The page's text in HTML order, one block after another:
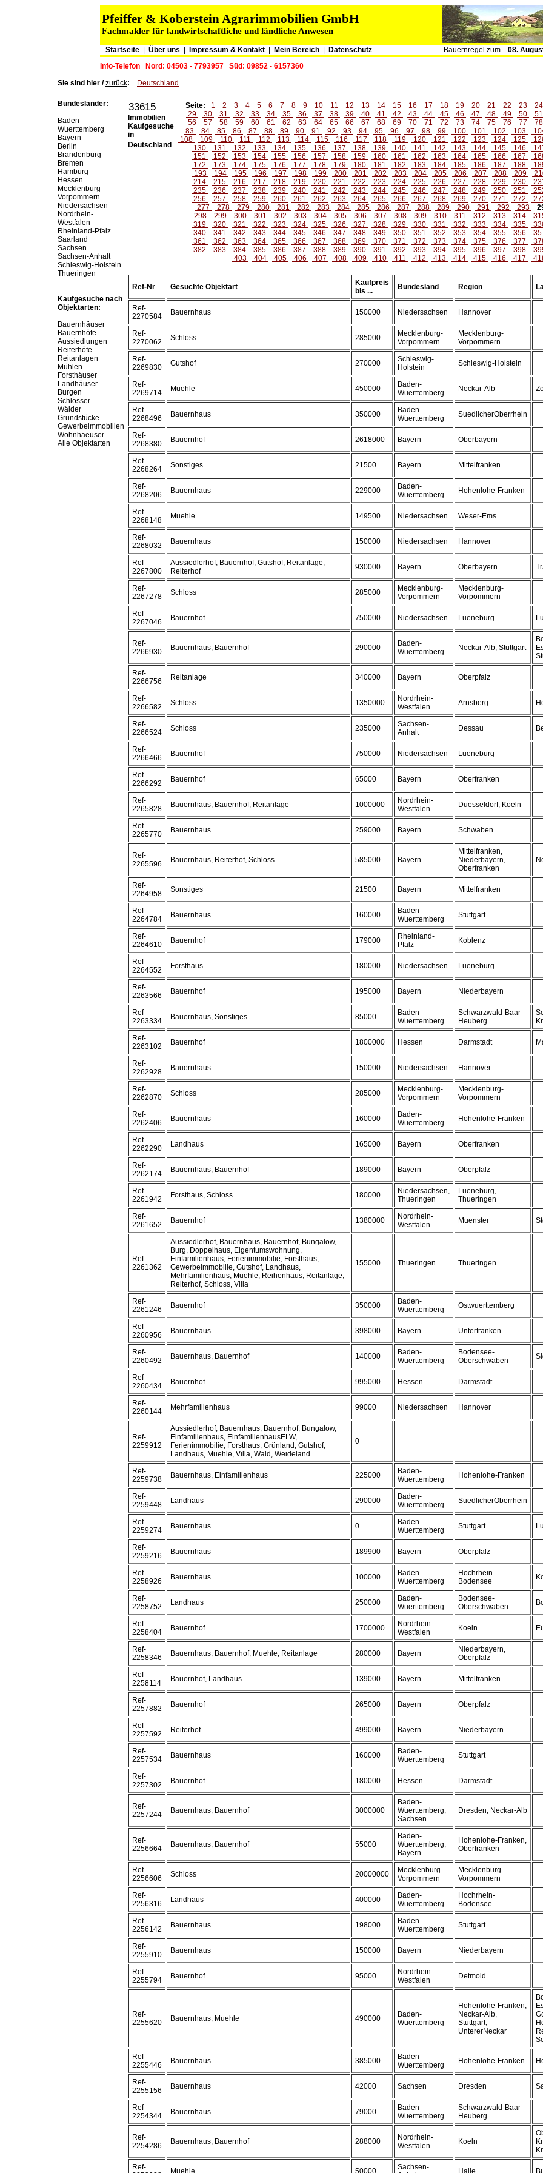
Pfeiffer & Koberstein Agrarimmobilien GmbH
Fachmakler für landwirtschaftliche und ländliche Anwesen
Startseite| Über uns Impressum & Kontakt| Mein Bereich Datenschutz Bauernregel zum
08.
Info-Telefon
Nord: 04503 - 7793957 Süd: 09852 - 6157360
Sie sind hier /zurück: Deutschland
Bundesländer:
Baden-
Wuerttemberg
Bayern
Berlin
Brandenburg
Bremen
Hamburg
Hessen
Mecklenburg-
Vorpommern
Niedersachsen
Nordrhein-
Westfalen
Rheinland-Pfalz
Saarland
Sachsen
Sachsen-Anhalt
Schleswig-Holstein
Thueringen
Kaufgesuche nach
Objektarten:
Bauernhäuser
Bauernhöfe
Aussiedlungen
Reiterhöfe
Reitanlagen
Mühlen
Forsthäuser
Landhäuser
Burgen
Schlösser
Wälder
Grundstücke
Gewerbeimmobilien
Wohnhaeuser
Alle Objektarten
33615
Immobilien
Kaufgesuche
in
Deutschland
Seite: 1 2 3 4 5 6 7 8 9 10 11 12 13 14 15 16 17 18 19 20 21 22 23 24
29
30 31 32 33 34 35 36 37 38 39 40 41 42 43 44 45 46 47 48 49 50 51
56
57 58 59 60 61 62 63 64 65 66 67 68 69 70 71 72 73 74 75 76 77 78
83
84 85 86 87 88 89 90 91 92 93 94 95 96 97 98 99 100 101 102 103
108
109 110 111 112 113 114 115 116 117 118 119 120 121 122 123 124 125
130
131 132 133 134 135 136 137 138 139 140 141 142 143 144 145 146
151
152 153 154 155 156 157 158 159 160 161 162 163 164 165 166 167
172
173 174 175 176 177 178 179 180 181 182 183 184 185 186 187 188
193
194 195 196 197 198 199 200 201 202 203 204 205 206 207 208 209
214
215 216 217 218 219 220 221 222 223 224 225 226 227 228 229 230
235
236 237 238 239 240 241 242 243 244 245 246 247 248 249 250 251
256
257 258 259 260 261 262 263 264 265 266 267 268 269 270 271 272
277
278 279 280 281 282 283 284 285 286 287 288 289 290 291 292 293
298
299 300 301 302 303 304 305 306 307 308 309 310 311 312 313 314
319
320 321 322 323 324 325 326 327 328 329 330 331 332 333 334 335
340
341 342 343 344 345 346 347 348 349 350 351 352 353 354 355 356
361
362 363 364 365 366 367 368 369 370 371 372 373 374 375 376 377
382
383 384 385 386 387 388 389 390 391 392 393 394 395 396 397 398
403
404 405 406 407 408 409 410 411 412 413 414 415 416 417
Ref-Nr Gesuchte Objektart
Kaufpreis
bis ...
Bundesland Region
Ref-
2270584
Bauernhaus 150000 Niedersachsen Hannover
Ref-
2270062
Schloss 285000
Mecklenburg-
Vorpommern
Mecklenburg-
Vorpommern
Ref-
2269830
Gutshof 270000
Schleswig-
Holstein
Schleswig-Holstein
Ref-
2269714
Muehle 450000
Baden-
Wuerttemberg
Neckar-Alb
Ref-
2268496
Bauernhaus 350000
Baden-
Wuerttemberg
SuedlicherOberrhein
Ref-
2268380
Bauernhof 2618000 Bayern Oberbayern
Ref-
2268264
Sonstiges 21500 Bayern Mittelfranken
Ref-
2268206
Bauernhaus 229000
Baden-
Wuerttemberg
Hohenlohe-Franken
Ref-
2268148
Muehle 149500 Niedersachsen Weser-Ems
Ref-
2268032
Bauernhaus 150000 Niedersachsen Hannover
Ref-
2267800
Aussiedlerhof, Bauernhof, Gutshof, Reitanlage,
Reiterhof
930000 Bayern Oberbayern
Ref-
2267278
Schloss 285000
Mecklenburg-
Vorpommern
Mecklenburg-
Vorpommern
Ref-
2267046
Bauernhof 750000 Niedersachsen Lueneburg
Ref-
2266930
Bauernhaus, Bauernhof 290000
Baden-
Wuerttemberg
Neckar-Alb, Stuttgart
Ref-
2266756
Reitanlage 340000 Bayern Oberpfalz
Ref-
2266582
Schloss 1350000
Nordrhein-
Westfalen
Arnsberg
Ref-
2266524
Schloss 235000
Sachsen-
Anhalt
Dessau
Ref-
2266466
Bauernhof 750000 Niedersachsen Lueneburg
Ref-
2266292
Bauernhof 65000 Bayern Oberfranken
Ref-
2265828
Bauernhaus, Bauernhof, Reitanlage 1000000
Nordrhein-
Westfalen
Duesseldorf, Koeln
Ref-
2265770
Bauernhaus 259000 Bayern Schwaben
Ref-
2265596
Bauernhaus, Reiterhof, Schloss 585000 Bayern
Mittelfranken,
Niederbayern,
Oberfranken
Ref-
2264958
Sonstiges 21500 Bayern Mittelfranken
Ref-
2264784
Bauernhaus 160000
Baden-
Wuerttemberg
Stuttgart
Ref-
2264610
Bauernhof 179000
Rheinland-
Pfalz
Koblenz
Ref-
2264552
Forsthaus 180000 Niedersachsen Lueneburg
Ref-
2263566
Bauernhof 195000 Bayern Niederbayern
Ref-
2263334
Bauernhaus, Sonstiges 85000
Baden-
Wuerttemberg
Schwarzwald-Baar-
Heuberg
Ref-
2263102
Bauernhof 1800000 Hessen Darmstadt
Ref-
2262928
Bauernhaus 150000 Niedersachsen Hannover
Ref-
2262870
Schloss 285000
Mecklenburg-
Vorpommern
Mecklenburg-
Vorpommern
Ref-
2262406
Bauernhaus 160000
Baden-
Wuerttemberg
Hohenlohe-Franken
Ref-
2262290
Landhaus 165000 Bayern Oberfranken
Ref-
2262174
Bauernhaus, Bauernhof 189000 Bayern Oberpfalz
Ref-
2261942
Forsthaus, Schloss 180000
Niedersachsen,
Thueringen
Lueneburg,
Thueringen
Ref-
2261652
Bauernhof 1380000
Nordrhein-
Westfalen
Muenster
Ref-
2261362
Aussiedlerhof, Bauernhaus, Bauernhof, Bungalow,
Burg, Doppelhaus, Eigentumswohnung,
Einfamilienhaus, Ferienimmobilie, Forsthaus,
Gewerbeimmobilie, Gutshof, Landhaus,
Mehrfamilienhaus, Muehle, Reihenhaus, Reitanlage,
Reiterhof, Schloss, Villa
155000 Thueringen Thueringen
Ref-
2261246
Bauernhof 350000
Baden-
Wuerttemberg
Ostwuerttemberg
Ref-
2260956
Bauernhaus 398000 Bayern Unterfranken
Ref-
2260492
Bauernhaus, Bauernhof 140000
Baden-
Wuerttemberg
Bodensee-
Oberschwaben
Ref-
2260434
Bauernhof 995000 Hessen Darmstadt
Ref-
2260144
Mehrfamilienhaus 99000 Niedersachsen Hannover
Ref-
2259912
Aussiedlerhof, Bauernhaus, Bauernhof, Bungalow,
Einfamilienhaus, EinfamilienhausELW,
Ferienimmobilie, Forsthaus, Grünland, Gutshof,
Landhaus, Muehle, Villa, Wald, Weideland
0
Ref-
2259738
Bauernhaus, Einfamilienhaus 225000
Baden-
Wuerttemberg
Hohenlohe-Franken
Ref-
2259448
Landhaus 290000
Baden-
Wuerttemberg
SuedlicherOberrhein
Ref-
2259274
Bauernhaus 0
Baden-
Wuerttemberg
Stuttgart
Ref-
2259216
Bauernhaus 189900 Bayern Oberpfalz
Ref-
2258926
Bauernhaus 100000
Baden-
Wuerttemberg
Hochrhein-
Bodensee
Ref-
2258752
Landhaus 250000
Baden-
Wuerttemberg
Bodensee-
Oberschwaben
Ref-
2258404
Bauernhof 1700000
Nordrhein-
Westfalen
Koeln
Ref-
2258346
Bauernhaus, Bauernhof, Muehle, Reitanlage 280000 Bayern
Niederbayern,
Oberpfalz
Ref-
2258114
Bauernhof, Landhaus 139000 Bayern Mittelfranken
Ref-
2257882
Bauernhof 265000 Bayern Oberpfalz
Ref-
2257592
Reiterhof 499000 Bayern Niederbayern
Ref-
2257534
Bauernhaus 160000
Baden-
Wuerttemberg
Stuttgart
Ref-
2257302
Bauernhof 180000 Hessen Darmstadt
Ref-
2257244
Bauernhaus, Bauernhof 3000000
Baden-
Wuerttemberg,
Sachsen
Dresden, Neckar-Alb
Ref-
2256664
Bauernhaus, Bauernhof 55000
Baden-
Wuerttemberg,
Bayern
Hohenlohe-Franken,
Oberfranken
Ref-
2256606
Schloss 20000000
Mecklenburg-
Vorpommern
Mecklenburg-
Vorpommern
Ref-
2256316
Landhaus 400000
Baden-
Wuerttemberg
Hochrhein-
Bodensee
Ref-
2256142
Bauernhaus 198000
Baden-
Wuerttemberg
Stuttgart
Ref-
2255910
Bauernhaus 150000 Bayern Niederbayern
Ref-
2255794
Bauernhof 95000
Nordrhein-
Westfalen
Detmold
Ref-
2255620
Bauernhaus, Muehle 490000
Baden-
Wuerttemberg
Hohenlohe-Franken,
Neckar-Alb,
Stuttgart,
UntererNeckar
Ref-
2255446
Bauernhaus 385000
Baden-
Wuerttemberg
Hohenlohe-Franken
Ref-
2255156
Bauernhaus 42000 Sachsen Dresden
Ref-
2254344
Bauernhaus 79000
Baden-
Wuerttemberg
Schwarzwald-Baar-
Heuberg
Ref-
2254286
Bauernhaus, Bauernhof 288000
Nordrhein-
Westfalen
Koeln
Ref-
Muehle 50000
Sachsen-
Halle